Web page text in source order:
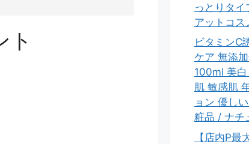
ト
っとりタ
アットコス
ビタミンC
ケア 無添
100ml 美
肌 敏感肌
ョン 優し
粧品 / ナチ
【店内P最